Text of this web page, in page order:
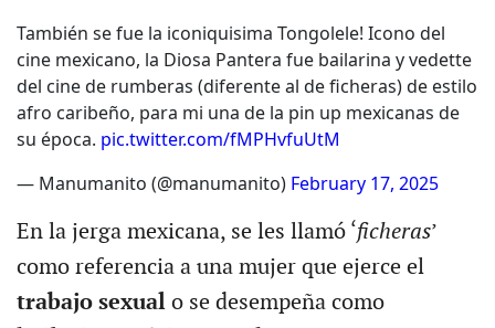
También se fue la iconiquisima Tongolele! Icono del
cine mexicano, la Diosa Pantera fue bailarina y vedette
del cine de rumberas (diferente al de ficheras) de estilo
afro caribeño, para mi una de la pin up mexicanas de
su época. pic.twitter.com/fMPHvfuUtM
— Manumanito (@manumanito) February 17, 2025
En la jerga mexicana, se les llamó ‘ficheras’
como referencia a una mujer que ejerce el
trabajo sexualo se desempeña como